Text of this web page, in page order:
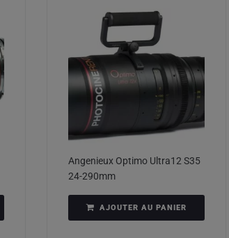
Angenieux Optimo Ultra12 S35
24-290mm
AJOUTER AU PANIER